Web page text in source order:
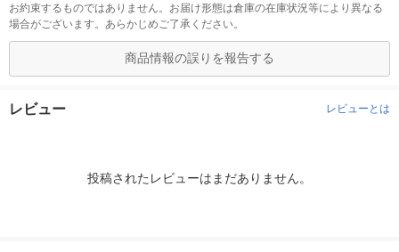
お約束するものではありません。お届け形態は倉庫の在庫状況等により異なる
場合がございます。あらかじめご了承ください。
商品情報の誤りを報告する
レビュー レビューとは
投稿されたレビューはまだありません。